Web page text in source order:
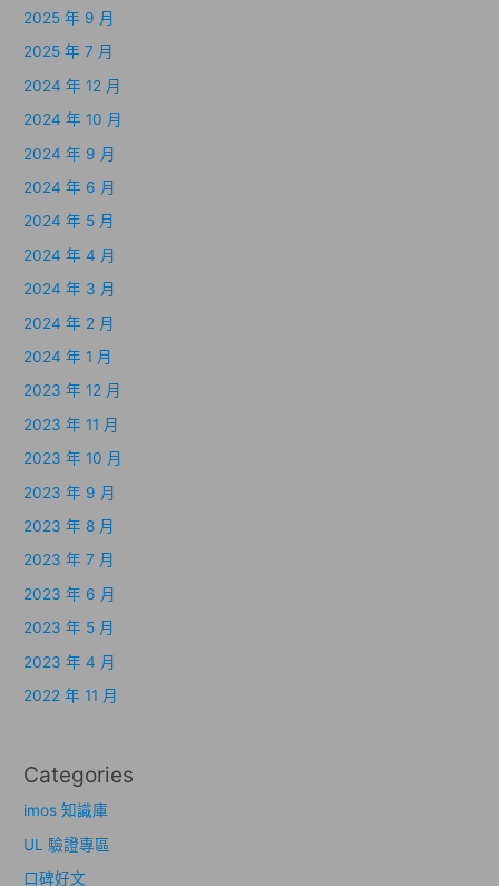
2025 年 9 月
2025 年 7 月
2024 年 12 月
2024 年 10 月
2024 年 9 月
2024 年 6 月
2024 年 5 月
2024 年 4 月
2024 年 3 月
2024 年 2 月
2024 年 1 月
2023 年 12 月
2023 年 11 月
2023 年 10 月
2023 年 9 月
2023 年 8 月
2023 年 7 月
2023 年 6 月
2023 年 5 月
2023 年 4 月
2022 年 11 月
Categories
imos 知識庫
UL 驗證專區
口碑好文